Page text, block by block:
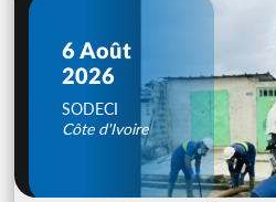
6 Août
2026
SODECI
Côte d'Ivoire